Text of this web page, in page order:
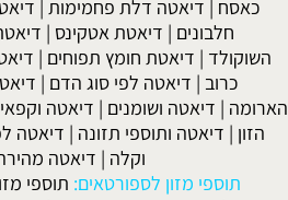
כאסח | דיאטה דלת פחמימות |
חלבונים | דיאטת אטקינס |
השוקולד | דיאטת חומץ תפוחים |
כרוב | דיאטה לפי סוג הדם |
הארומה | דיאטה ושומנים | דיאטה
הזון | דיאטה ותוספי תזונה | דיאטה
וקלה | דיאטה
תוספי מזון לספורטאים: תוספי